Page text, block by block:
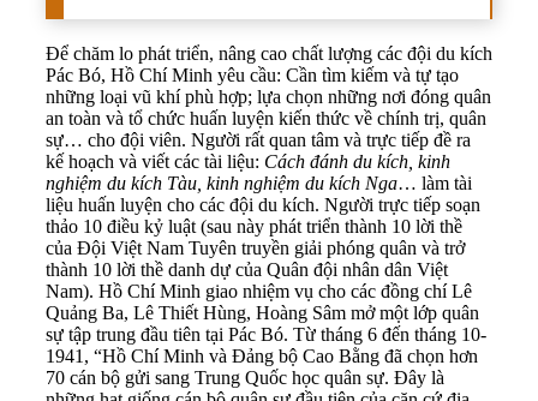
Để chăm lo phát triển, nâng cao chất lượng các đội du kích
Pác Bó, Hồ Chí Minh yêu cầu: Cần tìm kiếm và tự tạo
những loại vũ khí phù hợp; lựa chọn những nơi đóng quân
an toàn và tổ chức huấn luyện kiến thức về chính trị, quân
sự… cho đội viên. Người rất quan tâm và trực tiếp đề ra
kế hoạch và viết các tài liệu: Cách đánh du kích, kinh
nghiệm du kích Tàu, kinh nghiệm du kích Nga… làm tài
liệu huấn luyện cho các đội du kích. Người trực tiếp soạn
thảo 10 điều kỷ luật (sau này phát triển thành 10 lời thề
của Đội Việt Nam Tuyên truyền giải phóng quân và trở
thành 10 lời thề danh dự của Quân đội nhân dân Việt
Nam). Hồ Chí Minh giao nhiệm vụ cho các đồng chí Lê
Quảng Ba, Lê Thiết Hùng, Hoàng Sâm mở một lớp quân
sự tập trung đầu tiên tại Pác Bó. Từ tháng 6 đến tháng 10-
1941, “Hồ Chí Minh và Đảng bộ Cao Bằng đã chọn hơn
70 cán bộ gửi sang Trung Quốc học quân sự. Đây là